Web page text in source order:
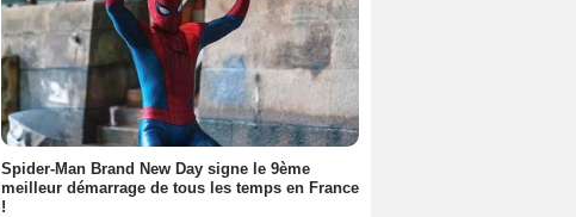
Spider-Man Brand New Day signe le 9ème
meilleur démarrage de tous les temps en France
!